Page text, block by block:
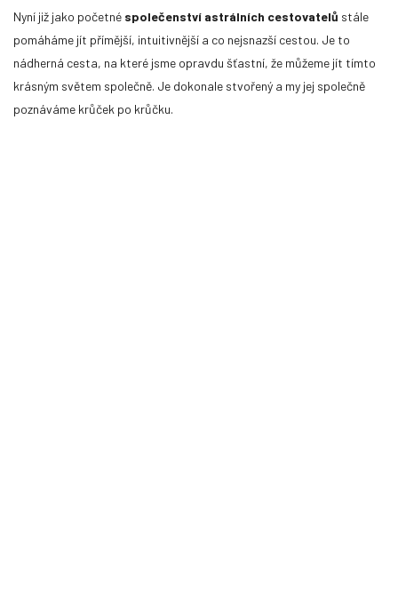
Nyní již jako početné společenství astrálních cestovatelů stále
pomáháme jít přímější, intuitivnější a co nejsnazší cestou. Je to
nádherná cesta, na které jsme opravdu šťastní, že můžeme jít tímto
krásným světem společně. Je dokonale stvořený a my jej společně
poznáváme krůček po krůčku.